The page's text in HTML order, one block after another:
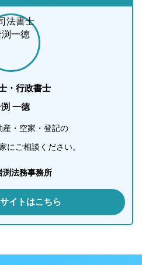
・行政書士
一徳
産・空家・登記の
にご相談ください。
渕法務事務所
イトはこちら